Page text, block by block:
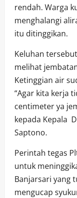
rendah. Warga
menghalangi
itu ditinggikan.
Keluhan
melihat
Ketinggian air
“Agar kita kerja
centimeter ya
kepada Kepala
Saptono.
Perintah tegas
untuk
Banjarsari yang
mengucap